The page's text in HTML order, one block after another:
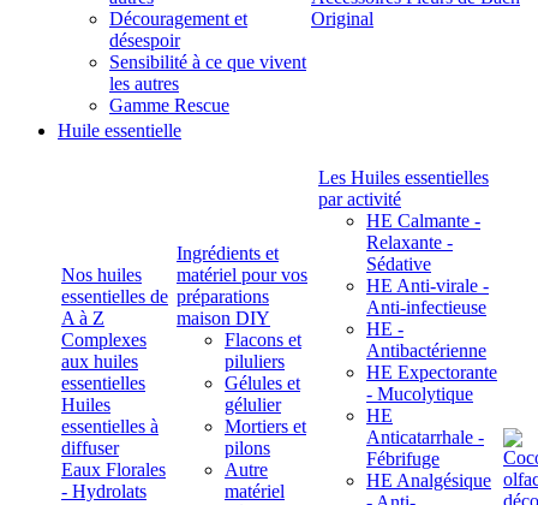
Découragement et
désespoir
Sensibilité à ce que vivent
les autres
Gamme Rescue
Original
Huile essentielle
Nos huiles
essentielles de
A à Z
Complexes
aux huiles
essentielles
Huiles
essentielles à
diffuser
Eaux Florales
- Hydrolats
Ingrédients et
matériel pour vos
préparations
maison DIY
Flacons et
piluliers
Gélules et
gélulier
Mortiers et
pilons
Autre
matériel
Les Huiles essentielles
par activité
HE Calmante -
Relaxante -
Sédative
HE Anti-virale -
Anti-infectieuse
HE -
Antibactérienne
HE Expectorante
- Mucolytique
HE
Anticatarrhale -
Fébrifuge
HE Analgésique